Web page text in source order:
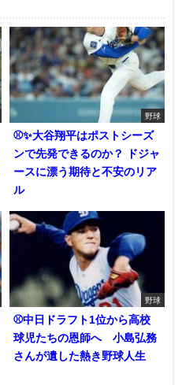
野球
⚾✨大谷翔平はポストシーズ
ンで先発できるのか？ ドジャ
ースに漂う期待と不安のリア
ル
野球
⚾中日ドラフト1位から高校
球児たちの恩師へ 小島弘務
さんが遺した熱き野球人生